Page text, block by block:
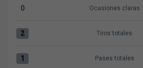
Ocasiones claras:Sant Andreu 0
0 Ocasiones claras
Tiros totales:Sant Andreu 2 versus
2 Tiros totales
Pases totales:Sant Andreu 1 versus
1 Pases totales